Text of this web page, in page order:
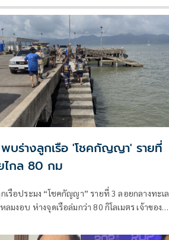
บร่างลูกเรือ 'โชคกัญญา' รายที่
ไกล 80 กม
เรือประมง “โชคกัญญา” รายที่ 3 ลอยกลางทะเล
ลมงอบ ห่างจุดเรือล่มกว่า 80 กิโลเมตร เจ้าของ
หวัดตราดยอมรับ ผู้สู